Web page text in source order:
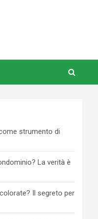
strumento di
La verità è
Il segreto per